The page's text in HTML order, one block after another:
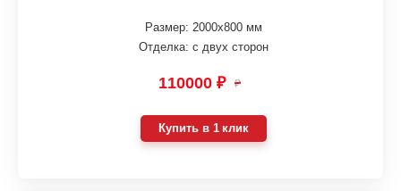
Размер: 2000х800 мм
Отделка: с двух сторон
110000 ₽ ₽
Купить в 1 клик